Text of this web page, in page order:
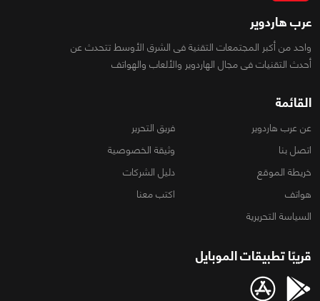
عرب هاردوير
واحد من أكبر المجتمعات التقنية فى الشرق الأوسط تتحدث عن
أحدث التقنيات فى مجال الهاردوير والألعاب والهواتف
القائمة
عن عرب هاردوير
فريق التحرير
اتصل بنا
وثيقة الخصوصية
خريطة الموقع
دليل الشركات
هواتف
اكتب معنا
السياسة التحريرية
قريبًا تطبيقات الموبايل